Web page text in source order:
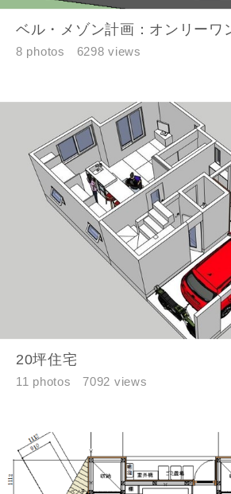
ベル・メゾン計画：オンリーワ
8 photos 6298 views
20坪住宅
11 photos 7092 views